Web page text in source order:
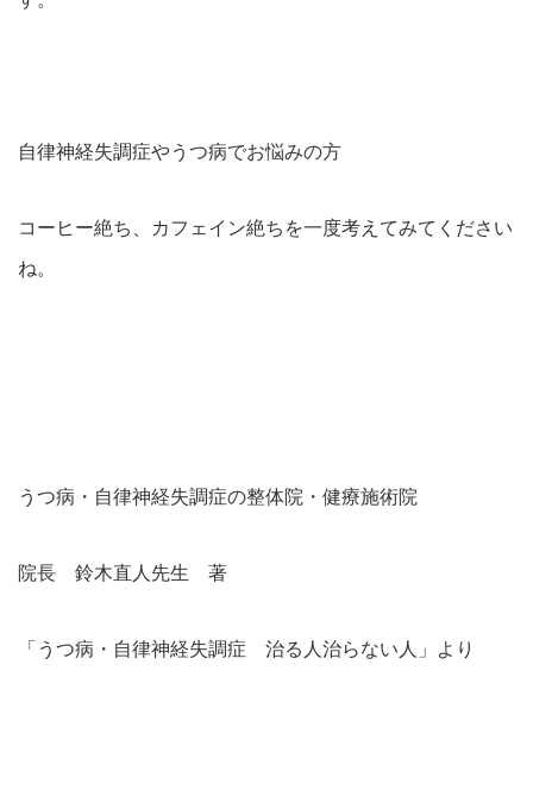
自律神経失調症やうつ病でお悩みの方
コーヒー絶ち、カフェイン絶ちを一度考えてみてください
ね。
うつ病・自律神経失調症の整体院・健療施術院
院長 鈴木直人先生 著
「うつ病・自律神経失調症 治る人治らない人」より